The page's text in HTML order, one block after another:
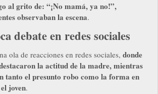
al grito de: “¡No mamá, ya no!”,
observaban la escena.
debate en redes sociales
ola de reacciones en redes sociales, donde
la actitud de la madre, mientras
tanto el presunto robo como la forma en
joven.